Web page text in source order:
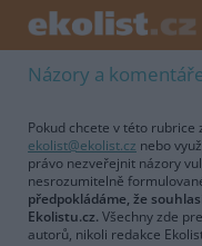
Názory a
Pokud chcete v této
ekolist@ekolist.cz nebo
právo nezveřejnit názory
nesrozumitelně
předpokládáme, že
Ekolistu.cz. Všechny zde
autorů, nikoli redakce